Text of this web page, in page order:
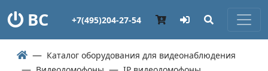
ВС +7(495)204-27-54
Каталог оборудования для видеонаблюдения